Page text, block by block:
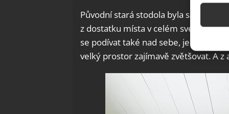
Původní stará stodola byla sama o
z dostatku místa v celém svém
se podívat také nad sebe, jelikož na
velký prostor zajímavě zvětšovat. A